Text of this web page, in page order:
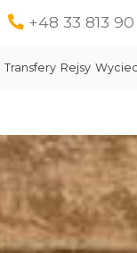
+48 33 813
Transfery Rejsy